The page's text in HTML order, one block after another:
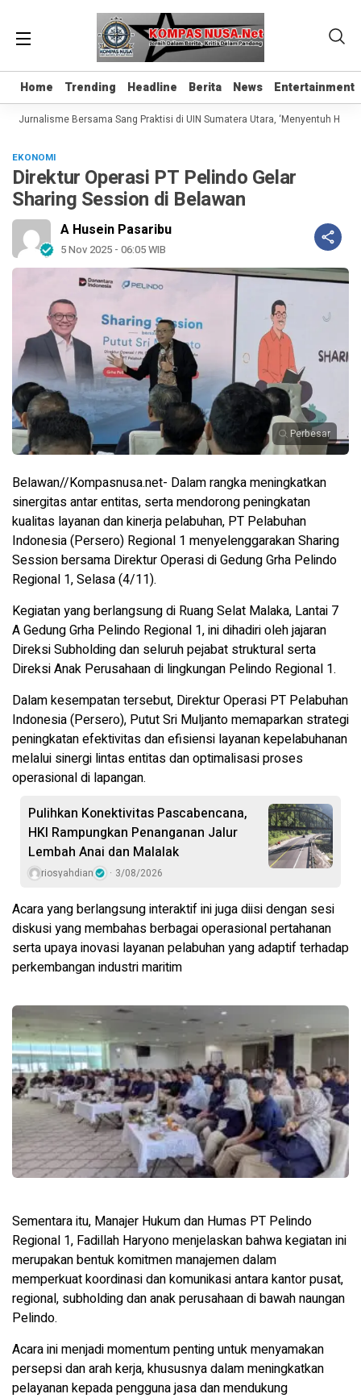
Home Trending Headline Berita News Entertainment
Home Trending Headline Berita News Entertainment
Jurnalisme Bersama Sang Praktisi di UIN Sumatera Utara, ‘Menyentuh Hati
EKONOMI
Direktur Operasi PT Pelindo Gelar
Sharing Session di Belawan
A Husein Pasaribu
5 Nov 2025 - 06:05 WIB
Perbesar
Belawan//Kompasnusa.net- Dalam rangka meningkatkan
sinergitas antar entitas, serta mendorong peningkatan
kualitas layanan dan kinerja pelabuhan, PT Pelabuhan
Indonesia (Persero) Regional 1 menyelenggarakan Sharing
Session bersama Direktur Operasi di Gedung Grha Pelindo
Regional 1, Selasa (4/11).
Kegiatan yang berlangsung di Ruang Selat Malaka, Lantai 7
A Gedung Grha Pelindo Regional 1, ini dihadiri oleh jajaran
Direksi Subholding dan seluruh pejabat struktural serta
Direksi Anak Perusahaan di lingkungan Pelindo Regional 1.
Dalam kesempatan tersebut, Direktur Operasi PT Pelabuhan
Indonesia (Persero), Putut Sri Muljanto memaparkan strategi
peningkatan efektivitas dan efisiensi layanan kepelabuhanan
melalui sinergi lintas entitas dan optimalisasi proses
operasional di lapangan.
Pulihkan Konektivitas Pascabencana,
HKI Rampungkan Penanganan Jalur
Lembah Anai dan Malalak
riosyahdian 3/08/2026
Acara yang berlangsung interaktif ini juga diisi dengan sesi
diskusi yang membahas berbagai operasional pertahanan
serta upaya inovasi layanan pelabuhan yang adaptif terhadap
perkembangan industri maritim
Sementara itu, Manajer Hukum dan Humas PT Pelindo
Regional 1, Fadillah Haryono menjelaskan bahwa kegiatan ini
merupakan bentuk komitmen manajemen dalam
memperkuat koordinasi dan komunikasi antara kantor pusat,
regional, subholding dan anak perusahaan di bawah naungan
Pelindo.
Acara ini menjadi momentum penting untuk menyamakan
persepsi dan arah kerja, khususnya dalam meningkatkan
pelayanan kepada pengguna jasa dan mendukung